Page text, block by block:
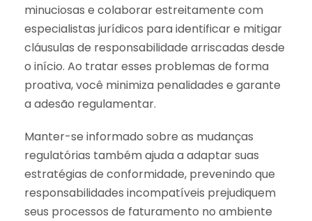
minuciosas e colaborar estreitamente com
especialistas jurídicos para identificar e mitigar
cláusulas de responsabilidade arriscadas desde
o início. Ao tratar esses problemas de forma
proativa, você minimiza penalidades e garante
a adesão regulamentar.
Manter-se informado sobre as mudanças
regulatórias também ajuda a adaptar suas
estratégias de conformidade, prevenindo que
responsabilidades incompatíveis prejudiquem
seus processos de faturamento no ambiente